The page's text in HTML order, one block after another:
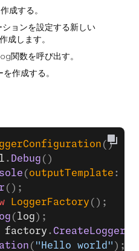
成する。
ョンを設定する新しい
成します。
関数を呼び出す。
作成する。
()
. Debug ()
( outputTemplate :
();
LoggerFactory ();
( log );
factory .CreateLogger
( "Hello world" );